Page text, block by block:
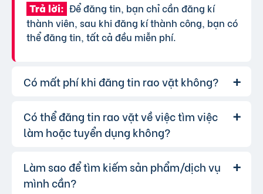
Trả lời: Để đăng tin, bạn chỉ cần đăng kí
thành viên, sau khi đăng kí thành công, bạn có
thể đăng tin, tất cả đều miễn phí.
Có mất phí khi đăng tin rao vặt không?
Trả lời: Chúng tôi cung cấp gói đăng tin miễn
phí cơ bản cho tất cả người dùng. Tuy nhiên, để
thị, bạn có thể lựa chọn các gói dịch vụ nâng
cấp với chi phí hợp lý, xem thêmphí dịch vụ tin
VIP.
Có thể đăng tin rao vặt về việc tìm việc
làm hoặc tuyển dụng không?
Trả lời: Hoàn toàn có thể. Website của chúng
tôi hỗ trợ đăng tin tuyển dụng và tìm việc làm.
Làm sao để tìm kiếm sản phẩm/dịch vụ
mình cần?